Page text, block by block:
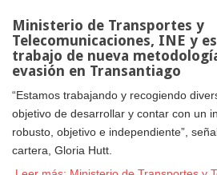
Ministerio de Transportes y
Telecomunicaciones, INE y
trabajo de nueva
evasión en Transantiago
“Estamos trabajando y recogiendo
objetivo de desarrollar y contar con un
robusto, objetivo e independiente”,
cartera, Gloria Hutt.